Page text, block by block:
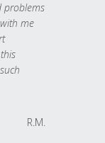
problems
me
R.M.